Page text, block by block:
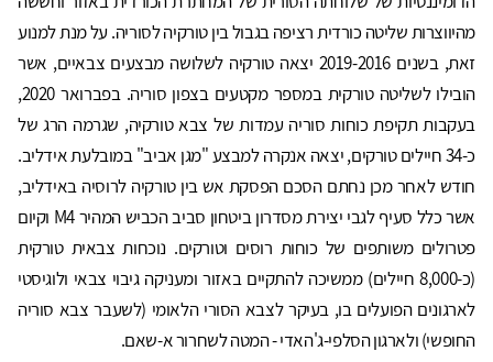
מהיווצרות שליטה כורדית רציפה בגבול בין טורקיה לסוריה. על מנת למנוע
זאת, בשנים 2019-2016 יצאה טורקיה לשלושה מבצעים צבאיים, אשר
הובילו לשליטה טורקית במספר מקטעים בצפון סוריה. בפברואר 2020,
בעקבות תקיפת כוחות סוריה עמדות של צבא טורקיה, שגרמה הרג של
כ-34 חיילים טורקים, יצאה אנקרה למבצע "מגן אביב" במובלעת אידליב.
חודש לאחר מכן נחתם הסכם הפסקת אש בין טורקיה לרוסיה באידליב,
אשר כלל סעיף לגבי יצירת מסדרון ביטחון סביב הכביש המהיר M4 וקיום
פטרולים משותפים של כוחות רוסים וטורקים. נוכחות צבאית טורקית
(כ-8,000 חיילים) ממשיכה להתקיים באזור ומעניקה גיבוי צבאי ולוגיסטי
לארגונים הפועלים בו, בעיקר לצבא הסורי הלאומי (לשעבר צבא סוריה
החופשי) ולארגון הסלפי-ג'האדי - המטה לשחרור א-שאם.